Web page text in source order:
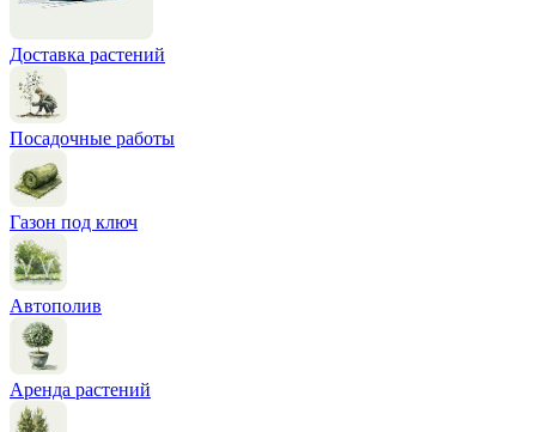
Доставка растений
Посадочные работы
Газон под ключ
Автополив
Аренда растений